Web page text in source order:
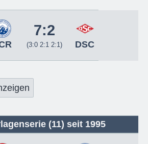
7:2
(3:0 2:1 2:1) DSC
(11) seit 1995